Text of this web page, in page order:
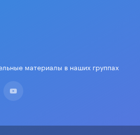
материалы в наших группах